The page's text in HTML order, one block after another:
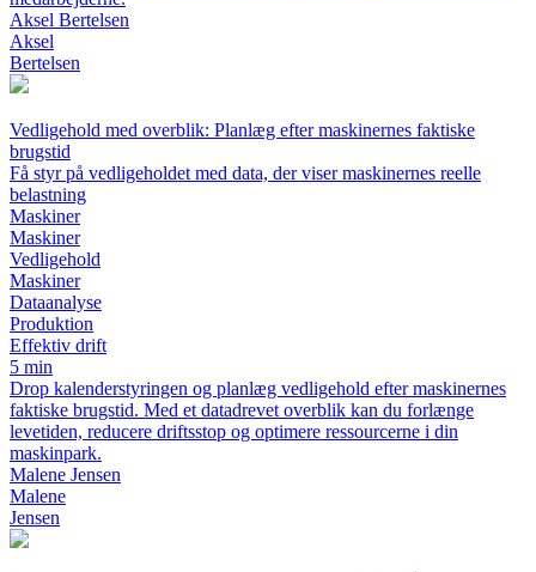
Aksel Bertelsen
Aksel
Bertelsen
Vedligehold med overblik: Planlæg efter maskinernes faktiske
brugstid
Få styr på vedligeholdet med data, der viser maskinernes reelle
belastning
Maskiner
Maskiner
Vedligehold
Maskiner
Dataanalyse
Produktion
Effektiv drift
5 min
Drop kalenderstyringen og planlæg vedligehold efter maskinernes
faktiske brugstid. Med et datadrevet overblik kan du forlænge
levetiden, reducere driftsstop og optimere ressourcerne i din
maskinpark.
Malene Jensen
Malene
Jensen